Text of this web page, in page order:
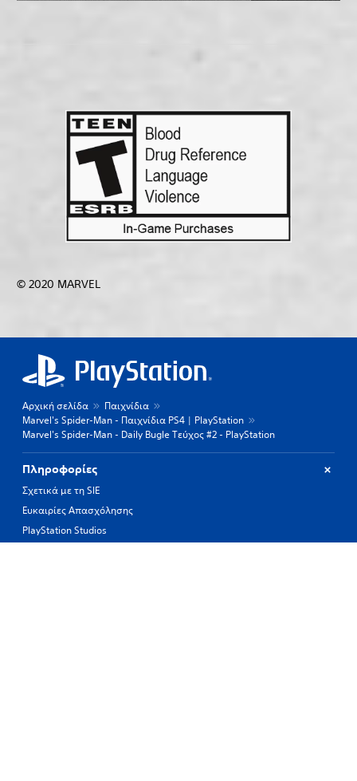
© 2020 MARVEL
Αρχική σελίδα
Παιχνίδια
Marvel's Spider-Man - Παιχνίδια PS4 | PlayStation
Marvel's Spider-Man - Daily Bugle Τεύχος #2 - PlayStation
Πληροφορίες
Σχετικά με τη SIE
Ευκαιρίες Απασχόλησης
PlayStation Studios